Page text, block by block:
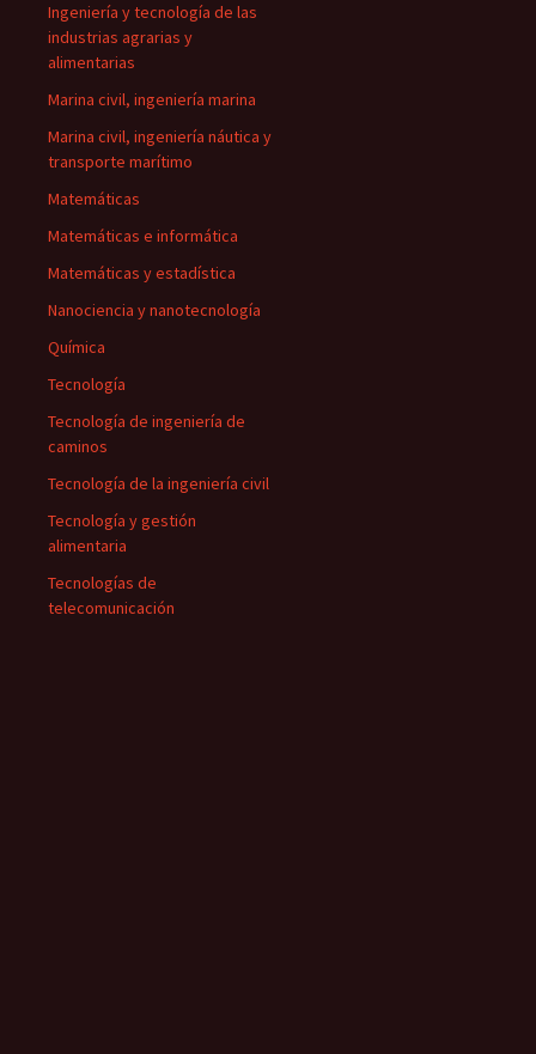
Ingeniería y tecnología de las
industrias agrarias y
alimentarias
Marina civil, ingeniería marina
Marina civil, ingeniería náutica y
transporte marítimo
Matemáticas
Matemáticas e informática
Matemáticas y estadística
Nanociencia y nanotecnología
Química
Tecnología
Tecnología de ingeniería de
caminos
Tecnología de la ingeniería civil
Tecnología y gestión
alimentaria
Tecnologías de
telecomunicación